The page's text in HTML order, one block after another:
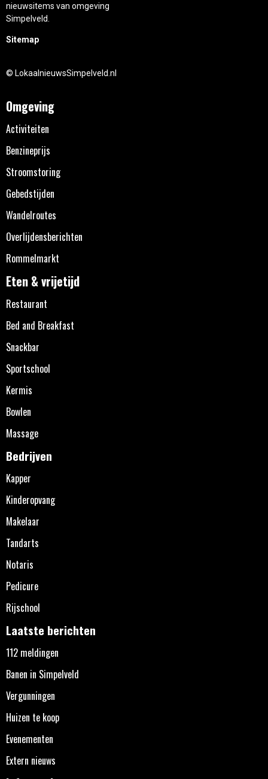
nieuwsitems van omgeving
Simpelveld.
Sitemap
© LokaalnieuwsSimpelveld.nl
Omgeving
Activiteiten
Benzineprijs
Stroomstoring
Gebedstijden
Wandelroutes
Overlijdensberichten
Rommelmarkt
Eten & vrijetijd
Restaurant
Bed and Breakfast
Snackbar
Sportschool
Kermis
Bowlen
Massage
Bedrijven
Kapper
Kinderopvang
Makelaar
Tandarts
Notaris
Pedicure
Rijschool
Laatste berichten
112 meldingen
Banen in Simpelveld
Vergunningen
Huizen te koop
Evenementen
Extern nieuws